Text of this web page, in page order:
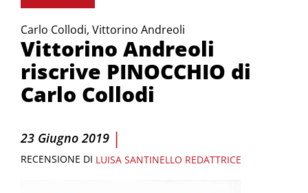
Carlo Collodi, Vittorino Andreoli
Vittorino Andreoli
riscrive PINOCCHIO di
Carlo Collodi
23 Giugno 2019 |
RECENSIONE DI LUISA SANTINELLO REDATTRICE